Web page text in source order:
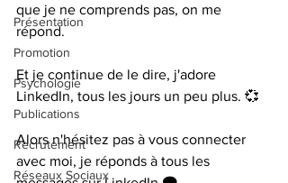
Présentation
Promotion
Psychologie
Publications
Recrutement
Réseaux Sociaux
que je ne comprends pas, on me
répond.
Et je continue de le dire, j'adore
LinkedIn, tous les jours un peu plus. 💞
Alors n'hésitez pas à vous connecter
avec moi, je réponds à tous les